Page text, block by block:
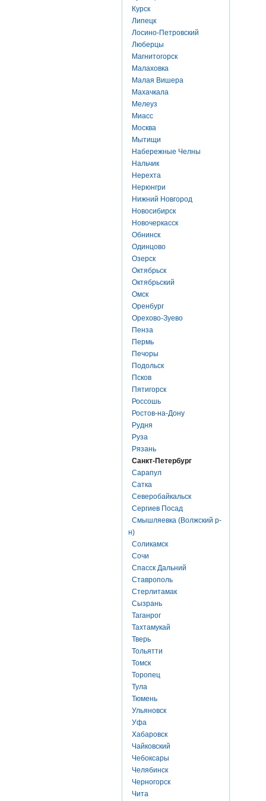
Курск
Липецк
Лосино-Петровский
Люберцы
Магнитогорск
Малаховка
Малая Вишера
Махачкала
Мелеуз
Миасс
Москва
Мытищи
Набережные Челны
Нальчик
Нерехта
Нерюнгри
Нижний Новгород
Новосибирск
Новочеркасск
Обнинск
Одинцово
Озерск
Октябрьск
Октябрьский
Омск
Оренбург
Орехово-Зуево
Пенза
Пермь
Печоры
Подольск
Псков
Пятигорск
Россошь
Ростов-на-Дону
Рудня
Руза
Рязань
Санкт-Петербург
Сарапул
Сатка
Северобайкальск
Сергиев Посад
Смышляевка (Волжский р-
н)
Соликамск
Сочи
Спасск Дальний
Ставрополь
Стерлитамак
Сызрань
Таганрог
Тахтамукай
Тверь
Тольятти
Томск
Торопец
Тула
Тюмень
Ульяновск
Уфа
Хабаровск
Чайковский
Чебоксары
Челябинск
Черногорск
Чита